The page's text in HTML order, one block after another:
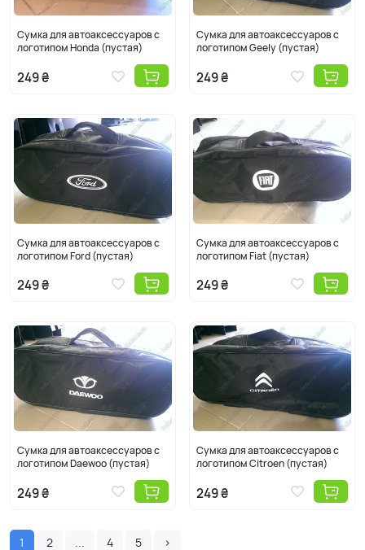
Сумка для автоаксессуаров с
логотипом Honda (пустая)
249 ₴
Сумка для автоаксессуаров с
логотипом Geely (пустая)
249 ₴
Сумка для автоаксессуаров с
логотипом Ford (пустая)
249 ₴
Сумка для автоаксессуаров с
логотипом Fiat (пустая)
249 ₴
Сумка для автоаксессуаров с
логотипом Daewoo (пустая)
249 ₴
Сумка для автоаксессуаров с
логотипом Citroen (пустая)
249 ₴
1 2 4 5 ›